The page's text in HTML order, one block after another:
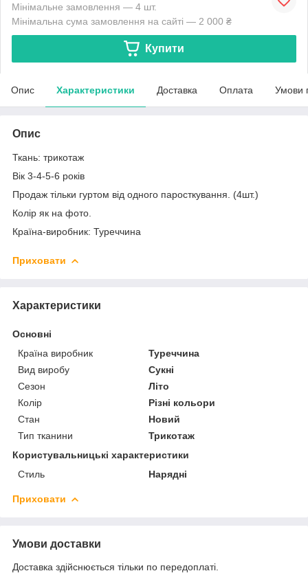
Мінімальне замовлення — 4 шт.
Мінімальна сума замовлення на сайті — 2 000 ₴
Купити
Опис Характеристики Доставка Оплата Умови
Опис
Ткань: трикотаж
Вік 3-4-5-6 років
Продаж тільки гуртом від одного паросткування. (4шт.)
Колір як на фото.
Країна-виробник: Туреччина
Приховати
Характеристики
Основні
Країна виробник
Туреччина
Вид виробу
Сукні
Сезон
Літо
Колір
Різні кольори
Стан
Новий
Тип тканини
Трикотаж
Користувальницькі характеристики
Стиль
Нарядні
Приховати
Умови доставки
Доставка здійснюється тільки по передоплаті.